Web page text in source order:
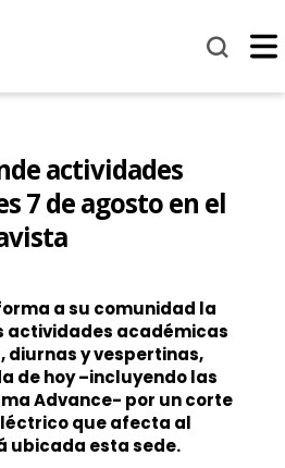
actividades
7 de agosto en el
a su comunidad la
actividades académicas
diurnas y vespertinas,
de hoy –incluyendo las
Advance- por un corte
que afecta al
ubicada esta sede.